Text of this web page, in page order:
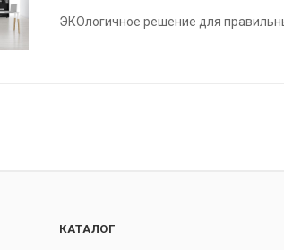
ЭКОлогичное решение для
КАТАЛОГ